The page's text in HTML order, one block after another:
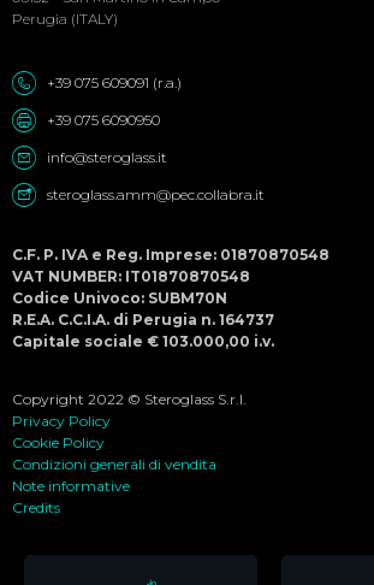
Perugia (ITALY)
+39 075 609091 (r.a.)
+39 075 6090950
info@steroglass.it
steroglass.amm@pec.collabra.it
C.F. P. IVA e Reg. Imprese: 01870870548
VAT NUMBER: IT01870870548
Codice Univoco: SUBM70N
R.E.A. C.C.I.A. di Perugia n. 164737
Capitale sociale € 103.000,00 i.v.
Copyright 2022 © Steroglass S.r.l.
Privacy Policy
Cookie Policy
Condizioni generali di vendita
Note informative
Credits